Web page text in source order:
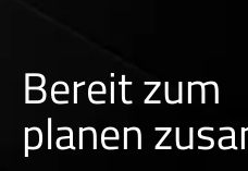
Bereit zum
planen